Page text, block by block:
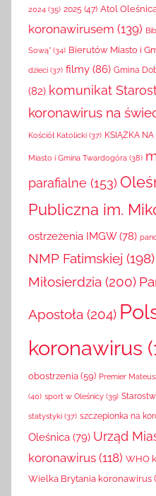
2024 (35) 2025 (47) Atol
koronawirusem (139)
Sową” (34) Bierutów Miasto i
dzieci (37) filmy (86) Gmina
(82) komunikat
koronawirus na
Kościół Katolicki (37) KSIĄŻKA
Miasto i Gmina Twardogóra (38)
parafialne (153)
Publiczna im.
ostrzeżenia IMGW (78)
NMP Fatimskiej (198)
Miłosierdzia (200)
Apostoła (204)
koronawirus
obostrzenia(59) Premier
(40) sport w Oleśnicy (39)
statystyki (37) szczepionka na
Oleśnica (79) Urząd
koronawirus (118) WHO
Wielka Brytania koronawirus